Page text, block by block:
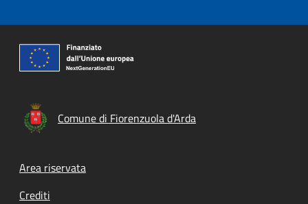
Comune di Fiorenzuola d'Arda
Footer menu
Area riservata
Crediti